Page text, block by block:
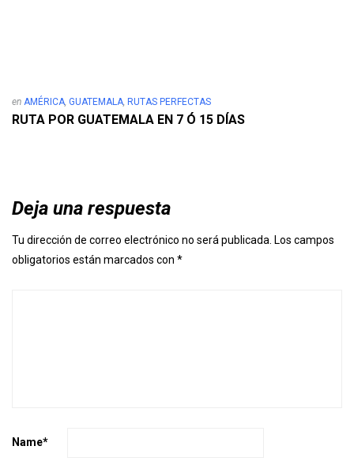
en AMÉRICA, GUATEMALA, RUTAS PERFECTAS
RUTA POR GUATEMALA EN 7 Ó 15 DÍAS
Deja una respuesta
Tu dirección de correo electrónico no será publicada. Los campos
obligatorios están marcados con *
Name*